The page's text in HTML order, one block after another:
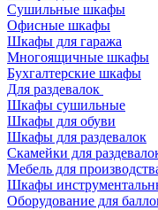
Сушильные шкафы
Офисные шкафы
Шкафы для гаража
Многоящичные шкафы
Бухгалтерские шкафы
Для раздевалок
Шкафы сушильные
Шкафы для обуви
Шкафы для раздевалок
Скамейки для
Мебель для
Шкафы
Оборудование для